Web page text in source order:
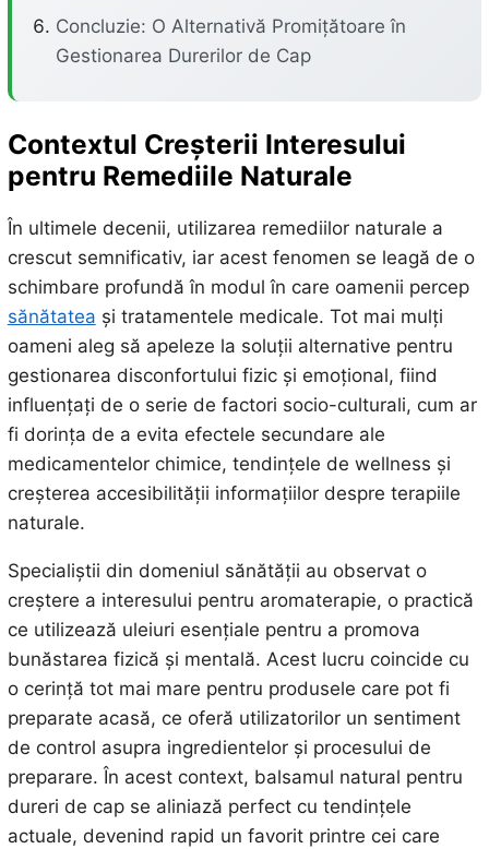
Concluzie: O Alternativă Promițătoare în
Gestionarea Durerilor de Cap
Contextul Creșterii Interesului
pentru Remediile Naturale
În ultimele decenii, utilizarea remediilor naturale a
crescut semnificativ, iar acest fenomen se leagă de o
schimbare profundă în modul în care oamenii percep
sănătatea și tratamentele medicale. Tot mai mulți
oameni aleg să apeleze la soluții alternative pentru
gestionarea disconfortului fizic și emoțional, fiind
influențați de o serie de factori socio-culturali, cum ar
fi dorința de a evita efectele secundare ale
medicamentelor chimice, tendințele de wellness și
creșterea accesibilității informațiilor despre terapiile
naturale.
Specialiștii din domeniul sănătății au observat o
creștere a interesului pentru aromaterapie, o practică
ce utilizează uleiuri esențiale pentru a promova
bunăstarea fizică și mentală. Acest lucru coincide cu
o cerință tot mai mare pentru produsele care pot fi
preparate acasă, ce oferă utilizatorilor un sentiment
de control asupra ingredientelor și procesului de
preparare. În acest context, balsamul natural pentru
dureri de cap se aliniază perfect cu tendințele
actuale, devenind rapid un favorit printre cei care